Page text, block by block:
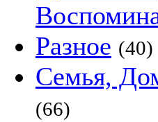
Разное (40)
Семья,
(66)